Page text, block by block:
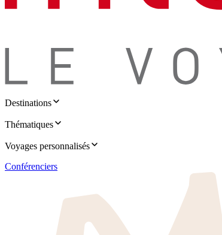
Destinations
Thématiques
Voyages personnalisés
Conférenciers